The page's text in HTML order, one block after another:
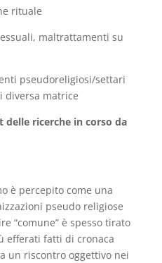
rituale
maltrattamenti su
pseudoreligiosi/settari
matrice
delle ricerche in corso da
è percepito come una
pseudo religiose
“comune” è spesso tirato
efferati fatti di cronaca
un riscontro oggettivo nei